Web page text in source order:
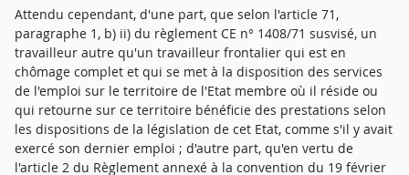
Attendu cependant, d'une part, que selon l'article 71,
paragraphe 1, b) ii) du règlement CE n° 1408/71 susvisé, un
travailleur autre qu'un travailleur frontalier qui est en
chômage complet et qui se met à la disposition des services
de l'emploi sur le territoire de l'Etat membre où il réside ou
qui retourne sur ce territoire bénéficie des prestations selon
les dispositions de la législation de cet Etat, comme s'il y avait
exercé son dernier emploi ; d'autre part, qu'en vertu de
l'article 2 du Règlement annexé à la convention du 19 février